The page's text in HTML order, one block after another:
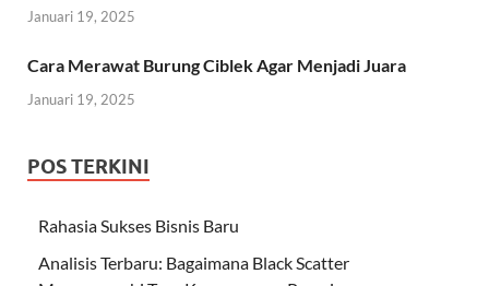
Januari 19, 2025
Cara Merawat Burung Ciblek Agar Menjadi Juara
Januari 19, 2025
POS TERKINI
Rahasia Sukses Bisnis Baru
Analisis Terbaru: Bagaimana Black Scatter